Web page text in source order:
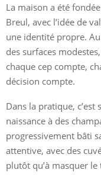
La maison a été
Breul, avec l’idée de
une identité propre.
des surfaces
chaque cep compte,
décision compte.
Dans la pratique, c’est
naissance à des
progressivement bâti
attentive, avec des
plutôt qu’à masquer